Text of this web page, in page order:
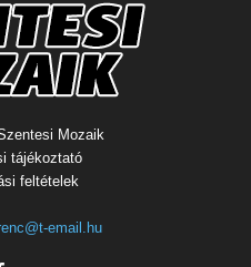
Mozaik
tájékoztató
feltételek
email.hu